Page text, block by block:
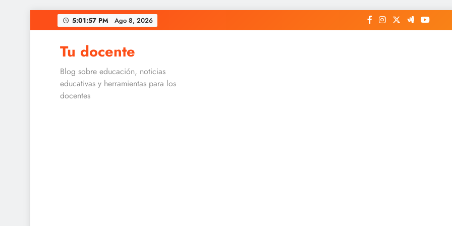
to
5:01:57 PM Ago 8, 2026
Tu docente
Blog sobre educación, noticias
educativas y herramientas para los
docentes